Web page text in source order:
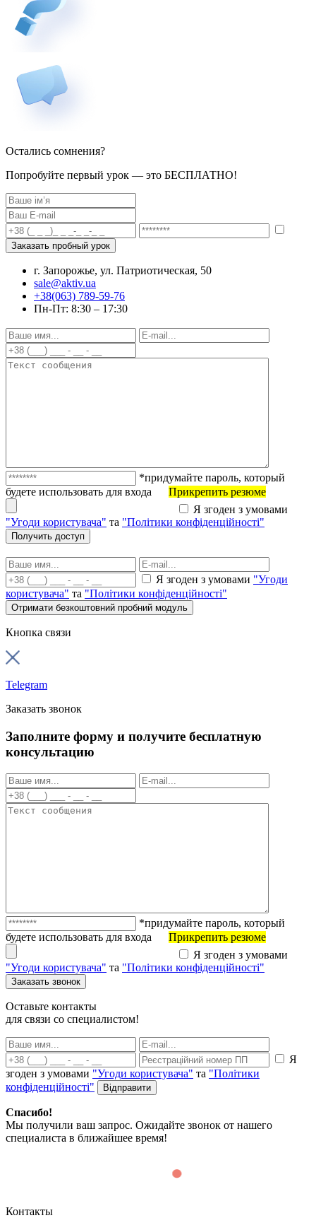
Остались сомнения?
Попробуйте первый урок — это БЕСПЛАТНО!
г. Запорожье, ул. Патриотическая, 50
sale@aktiv.ua
+38(063) 789-59-76
Пн-Пт: 8:30 – 17:30
*придумайте пароль, который
будете использовать для входа
Прикрепить резюме
Я згоден з умовами
"Угоди користувача" та "Політики конфіденційності"
Я згоден з умовами "Угоди
користувача" та "Політики конфіденційності"
Кнопка связи
Telegram
Заказать звонок
Заполните форму и получите бесплатную
консультацию
*придумайте пароль, который
будете использовать для входа
Прикрепить резюме
Я згоден з умовами
"Угоди користувача" та "Політики конфіденційності"
Оставьте контакты
для связи со специалистом!
Я
згоден з умовами "Угоди користувача" та "Політики
конфіденційності"
Спасибо!
Мы получили ваш запрос. Ожидайте звонок от нашего
специалиста в ближайшее время!
Контакты